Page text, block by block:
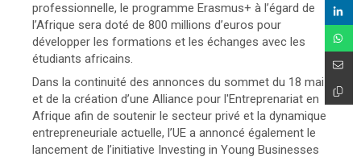
professionnelle, le programme Erasmus+ à l’égard de
l’Afrique sera doté de 800 millions d’euros pour
développer les formations et les échanges avec les
étudiants africains.
Dans la continuité des annonces du sommet du 18 mai
et de la création d’une Alliance pour l'Entreprenariat en
Afrique afin de soutenir le secteur privé et la dynamique
entrepreneuriale actuelle, l’UE a annoncé également le
lancement de l’initiative Investing in Young Businesses